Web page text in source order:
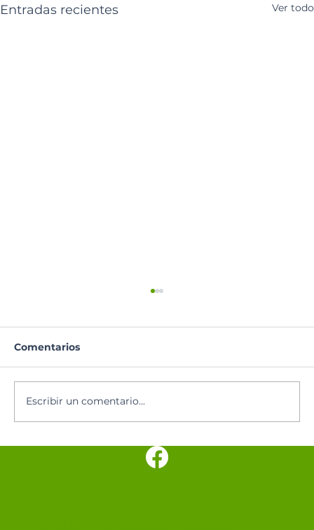
Entradas recientes Ver todo
Comentarios
Escribir un comentario...